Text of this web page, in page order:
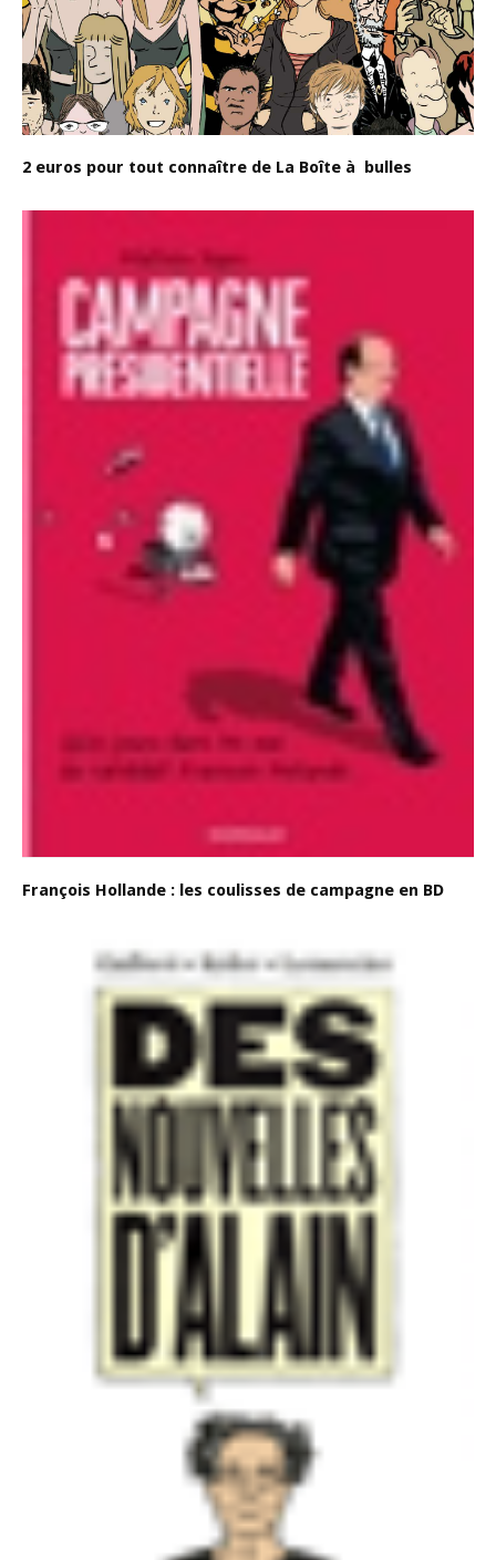
2 euros pour tout connaître de La Boîte à bulles
François Hollande : les coulisses de campagne en BD